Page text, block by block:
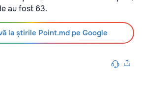
au fost 63.
la știrile Point.md pe Google